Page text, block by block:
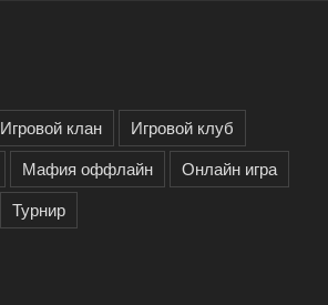
Игровой клан
Игровой клуб
Мафия оффлайн
Онлайн игра
Турнир